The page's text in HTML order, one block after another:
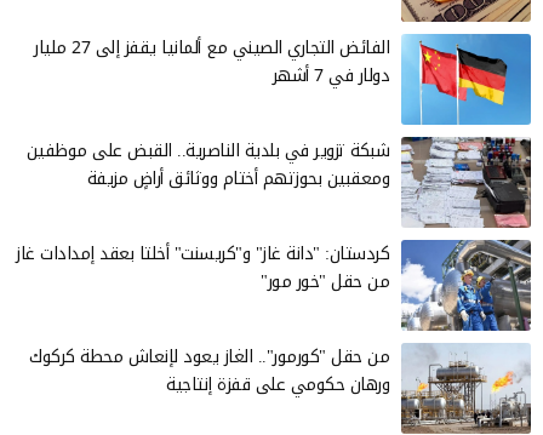
الفائض التجاري الصيني مع ألمانيا يقفز إلى 27 مليار
دولار في 7 أشهر
شبكة تزوير في بلدية الناصرية.. القبض على موظفين
ومعقبين بحوزتهم أختام ووثائق أراضٍ مزيفة
كردستان: "دانة غاز" و"كريسنت" أخلتا بعقد إمدادات غاز
من حقل "خور مور"
من حقل "كورمور".. الغاز يعود لإنعاش محطة كركوك
ورهان حكومي على قفزة إنتاجية